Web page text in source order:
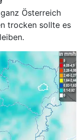
Österreich
trocken sollte es